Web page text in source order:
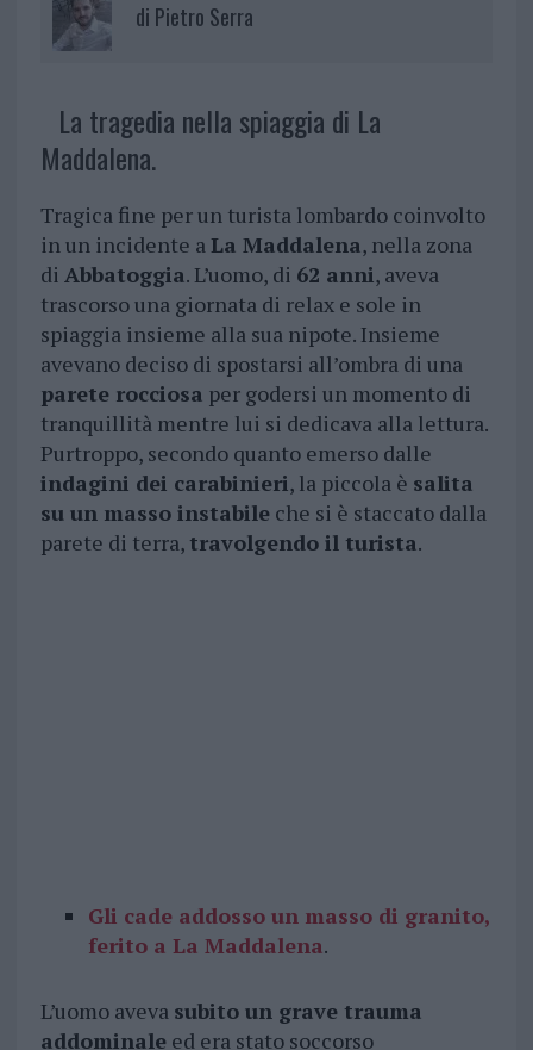
di Pietro Serra
La tragedia nella spiaggia di La
Maddalena.
Tragica fine per un turista lombardo coinvolto
in un incidente aLa Maddalena, nella zona
di Abbatoggia. L’uomo, di 62 anni, aveva
trascorso una giornata di relax e sole in
spiaggia insieme alla sua nipote. Insieme
avevano deciso di spostarsi all’ombra di una
parete rocciosa per godersi un momento di
tranquillità mentre lui si dedicava alla lettura.
Purtroppo, secondo quanto emerso dalle
indagini dei carabinieri, la piccola è salita
su un masso instabileche si è staccato dalla
parete di terra, travolgendo il turista.
Gli cade addosso un masso di granito,
ferito a La Maddalena.
L’uomo aveva subito un grave trauma
addominaleed era stato soccorso